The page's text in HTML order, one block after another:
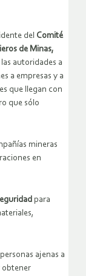
del Comité
de Minas,
autoridades a
a empresas y a
que llegan con
que sólo
mineras
en
para
ajenas a
obtener